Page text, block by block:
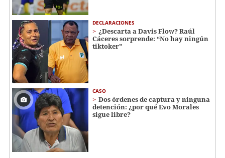
DECLARACIONES
¿Descarta a Davis Flow? Raúl
Cáceres sorprende: “No hay ningún
tiktoker”
CASO
Dos órdenes de captura y ninguna
detención: ¿por qué Evo Morales
sigue libre?